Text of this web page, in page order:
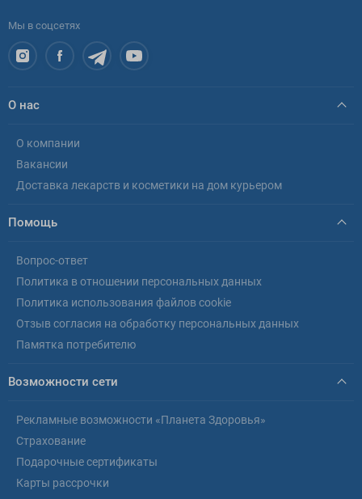
Мы в соцсетях
О нас
О компании
Вакансии
Доставка лекарств и косметики на дом курьером
Помощь
Вопрос-ответ
Политика в отношении персональных данных
Политика использования файлов cookie
Отзыв согласия на обработку персональных данных
Памятка потребителю
Возможности сети
Рекламные возможности «Планета Здоровья»
Страхование
Подарочные сертификаты
Карты рассрочки